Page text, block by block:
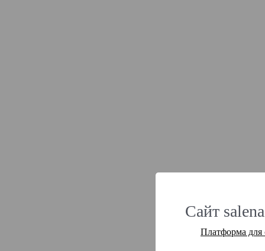
Сайт
Платформа для